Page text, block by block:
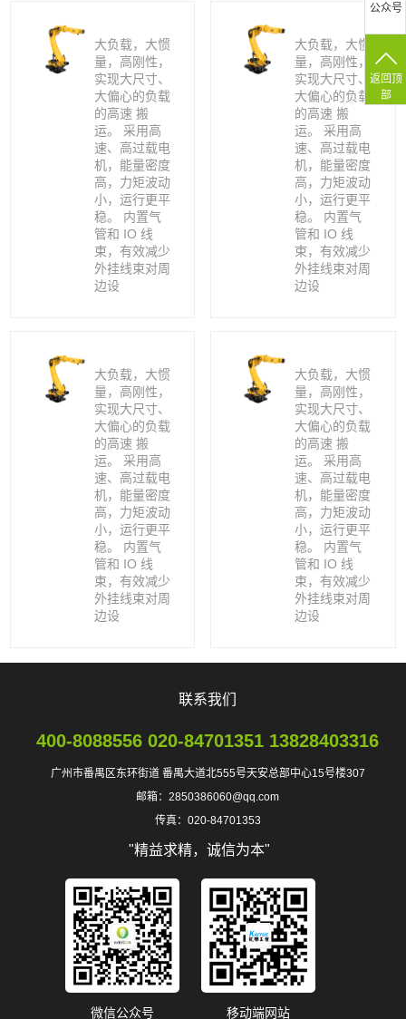
大负载，大惯
量，高刚性，
实现大尺寸、
大偏心的负载
的高速 搬
运。 采用高
速、高过载电
机，能量密度
高，力矩波动
小，运行更平
稳。 内置气
管和 IO 线
束，有效减少
外挂线束对周
边设
大负载，大惯
量，高刚性，
实现大尺寸、
大偏心的负载
的高速 搬
运。 采用高
速、高过载电
机，能量密度
高，力矩波动
小，运行更平
稳。 内置气
管和 IO 线
束，有效减少
外挂线束对周
边设
大负载，大惯
量，高刚性，
实现大尺寸、
大偏心的负载
的高速 搬
运。 采用高
速、高过载电
机，能量密度
高，力矩波动
小，运行更平
稳。 内置气
管和 IO 线
束，有效减少
外挂线束对周
边设
大负载，大惯
量，高刚性，
实现大尺寸、
大偏心的负载
的高速 搬
运。 采用高
速、高过载电
机，能量密度
高，力矩波动
小，运行更平
稳。 内置气
管和 IO 线
束，有效减少
外挂线束对周
边设
联系我们
400-8088556 020-84701351 13828403316
广州市番禺区东环街道 番禺大道北555号天安总部中心15号楼307
邮箱：2850386060@qq.com
传真：020-84701353
"精益求精，诚信为本"
微信公众号 移动端网站
公众号
返回顶
部